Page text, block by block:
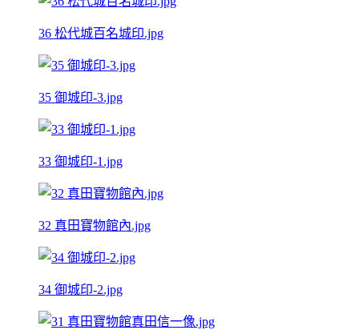
36 松代城百名城印.jpg
35 御城印-3.jpg
33 御城印-1.jpg
32 真田寶物館內.jpg
34 御城印-2.jpg